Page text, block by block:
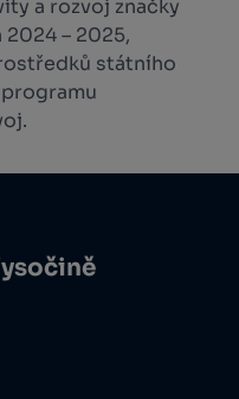
a rozvoj značky
– 2025,
státního